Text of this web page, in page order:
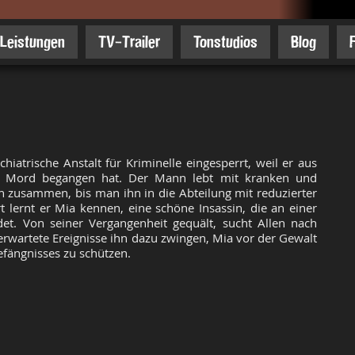
Leistungen TV-Trailer Tonstudios Blog
Anstalt für Kriminelle eingesperrt, weil er aus
Mord begangen hat. Der Mann lebt mit kranken und
zusammen, bis man ihn in die Abteilung mit reduzierter
lernt er Mia kennen, eine schöne Insassin, die an einer
Von seiner Vergangenheit gequält, sucht Allen nach
Ereignisse ihn dazu zwingen, Mia vor der Gewalt
zu schützen.